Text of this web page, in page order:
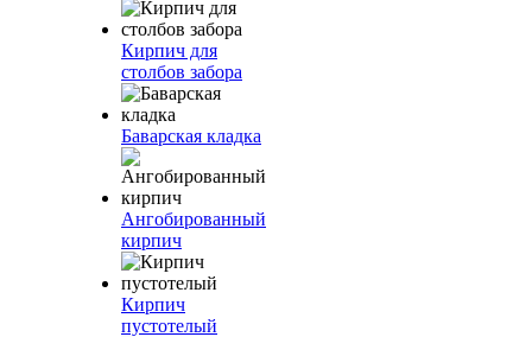
Кирпич для
столбов забора
Баварская кладка
Ангобированный
кирпич
Кирпич
пустотелый